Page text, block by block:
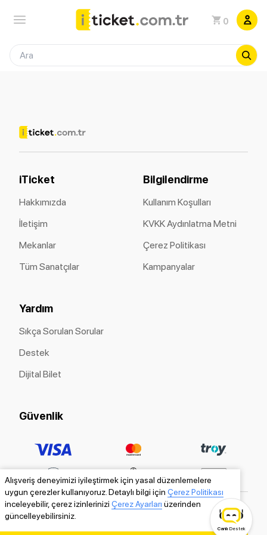
0
Alışveriş deneyimizi iyileştirmek için yasal düzenlemelere
uygun çerezler kullanıyoruz. Detaylı bilgi için Çerez Politikası
inceleyebilir, çerez izinlerinizi Çerez Ayarları üzerinden
güncelleyebilirsiniz.
iTicket
Hakkımızda
İletişim
Mekanlar
Tüm Sanatçılar
Bilgilendirme
Kullanım Koşulları
KVKK Aydınlatma Metni
Çerez Politikası
Kampanyalar
Yardım
Sıkça Sorulan Sorular
Destek
Dijital Bilet
Güvenlik
Canlı Destek